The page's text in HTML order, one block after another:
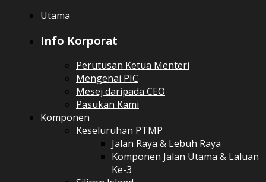
Utama
Info Korporat
Perutusan Ketua Menteri
Mengenai PIC
Mesej daripada CEO
Pasukan Kami
Komponen
Keseluruhan PTMP
Jalan Raya & Lebuh Raya
Komponen Jalan Utama & Laluan
Ke-3